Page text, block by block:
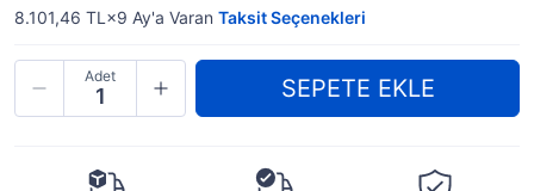
8.101,46 TL×9 Ay'a Varan Taksit Seçenekleri
Adet